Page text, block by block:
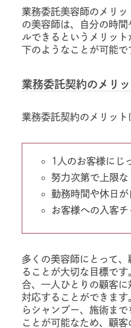
業務委託美容師のメリ
の美容師は、自分の時
ルできるというメリッ
下のようなことが可能で
業務委託契約のメリッ
業務委託契約のメリット
1人のお客様にじ
努力次第で上限な
勤務時間や休日
お客様への入客
多くの美容師にとって、
ることが大切な目標で
合、一人ひとりの顧客
対応することができま
らシャンプー、施術ま
ことが可能なため、顧